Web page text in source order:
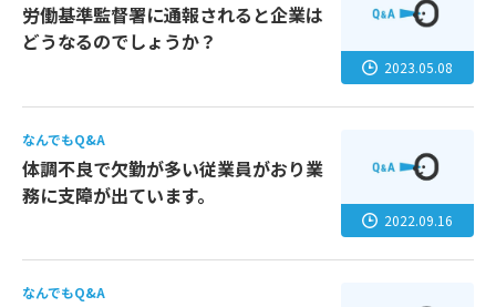
労働基準監督署に通報されると企業は
どうなるのでしょうか？
2023.05.08
なんでもQ&A
体調不良で欠勤が多い従業員がおり業
務に支障が出ています。
2022.09.16
なんでもQ&A